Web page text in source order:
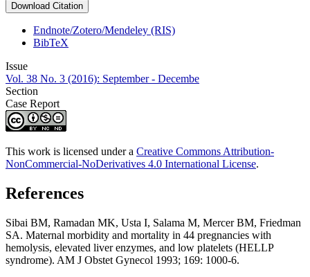
Download Citation
Endnote/Zotero/Mendeley (RIS)
BibTeX
Issue
Vol. 38 No. 3 (2016): September - Decembe
Section
Case Report
This work is licensed under a Creative Commons Attribution-
NonCommercial-NoDerivatives 4.0 International License.
References
Sibai BM, Ramadan MK, Usta I, Salama M, Mercer BM, Friedman
SA. Maternal morbidity and mortality in 44 pregnancies with
hemolysis, elevated liver enzymes, and low platelets (HELLP
syndrome). AM J Obstet Gynecol 1993; 169: 1000-6.